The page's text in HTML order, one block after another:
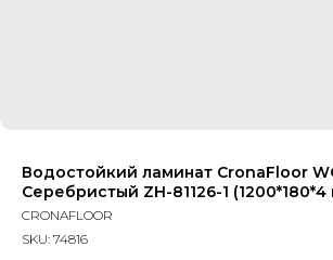
Водостойкий ламинат CronaFloor
Серебристый ZH-81126-1
CRONAFLOOR
SKU: 74816